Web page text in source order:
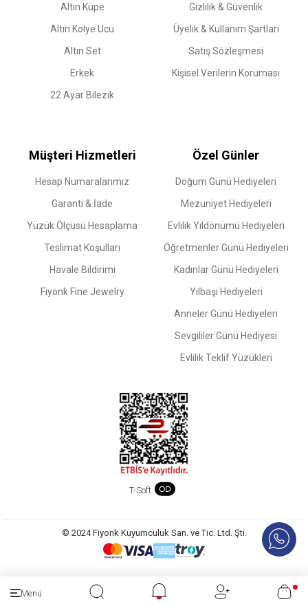
Menü
Altın Küpe
Altın Kolye Ucu
Altın Set
Erkek
22 Ayar Bilezik
Gizlilik & Güvenlik
Üyelik & Kullanım Şartları
Satış Sözleşmesi
Kişisel Verilerin Koruması
Müşteri Hizmetleri
Hesap Numaralarımız
Garanti & İade
Yüzük Ölçüsü Hesaplama
Teslimat Koşulları
Havale Bildirimi
Fiyonk Fine Jewelry
Özel Günler
Doğum Günü Hediyeleri
Mezuniyet Hediyeleri
Evlilik Yıldönümü Hediyeleri
Öğretmenler Günü Hediyeleri
Kadınlar Günü Hediyeleri
Yılbaşı Hediyeleri
Anneler Günü Hediyeleri
Sevgililer Günü Hediyesi
Evlilik Teklif Yüzükleri
T-Soft
© 2024 Fiyonk Kuyumculuk San. ve Tic. Ltd. Şti.